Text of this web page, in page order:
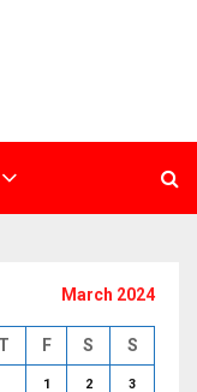
March 2024
T F S S
1 2 3